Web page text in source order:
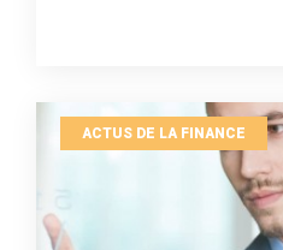
ACTUS DE LA FINANCE